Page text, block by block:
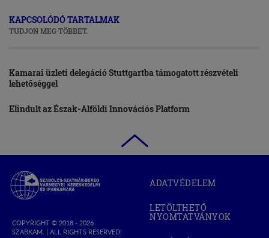
KAPCSOLÓDÓ TARTALMAK
TUDJON MEG TÖBBET.
Kamarai üzleti delegáció Stuttgartba támogatott részvételi
lehetőséggel
Elindult az Észak-Alföldi Innovációs Platform
Szabolcs-
Szatmár-
Bereg
Kereskedelmi
COPYRIGHT © 2018 - 2026
SZABKAM. | ALL RIGHTS RESERVED!
ADATVÉDELEM
LETÖLTHETŐ
NYOMTATVÁNYOK